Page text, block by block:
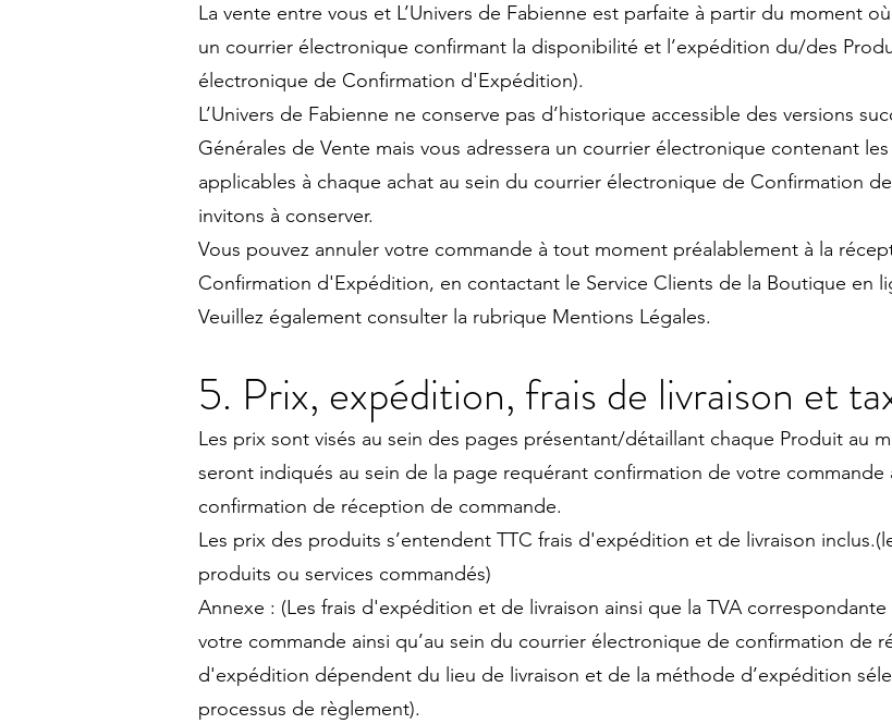
La vente entre vous et L’Univers de Fabienne est parfaite à partir du moment
un courrier électronique confirmant la disponibilité et l’expédition du/des
électronique de Confirmation d'Expédition).
L’Univers de Fabienne ne conserve pas d’historique accessible des versions
Générales de Vente mais vous adressera un courrier électronique contenant
applicables à chaque achat au sein du courrier électronique de Confirmation
invitons à conserver.
Vous pouvez annuler votre commande à tout moment préalablement à la
Confirmation d'Expédition, en contactant le Service Clients de la Boutique en
Veuillez également consulter la rubrique Mentions Légales.
5. Prix, expédition, frais de livraison et
Les prix sont visés au sein des pages présentant/détaillant chaque Produit au
seront indiqués au sein de la page requérant confirmation de votre
confirmation de réception de commande.
Les prix des produits s’entendent TTC frais d'expédition et de livraison
produits ou services commandés)
Annexe : (Les frais d'expédition et de livraison ainsi que la TVA
votre commande ainsi qu’au sein du courrier électronique de confirmation de
d'expédition dépendent du lieu de livraison et de la méthode d’expédition
processus de règlement).